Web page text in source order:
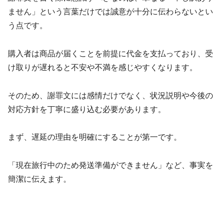
ません」という言葉だけでは誠意が十分に伝わらないとい
う点です。
購入者は商品が届くことを前提に代金を支払っており、受
け取りが遅れると不安や不満を感じやすくなります。
そのため、謝罪文には感情だけでなく、状況説明や今後の
対応方針を丁寧に盛り込む必要があります。
まず、遅延の理由を明確にすることが第一です。
「現在旅行中のため発送準備ができません」など、事実を
簡潔に伝えます。